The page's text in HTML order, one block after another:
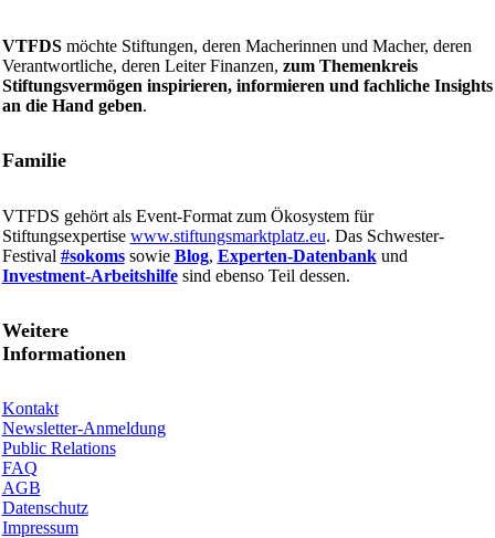
VTFDS möchte Stiftungen, deren Macherinnen und Macher, deren
Verantwortliche, deren Leiter Finanzen, zum Themenkreis
Stiftungsvermögen inspirieren, informieren und fachliche Insights
an die Hand geben.
Familie
VTFDS gehört als Event-Format zum Ökosystem für
Stiftungsexpertise www.stiftungsmarktplatz.eu. Das Schwester-
Festival #sokomssowie Blog, Experten-Datenbankund
Investment-Arbeitshilfesind ebenso Teil dessen.
Weitere
Informationen
Kontakt
Newsletter-Anmeldung
Public Relations
FAQ
AGB
Datenschutz
Impressum